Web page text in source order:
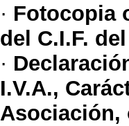
· Fotocopia
del C.I.F.
·
I.V.A.,
Asociación,